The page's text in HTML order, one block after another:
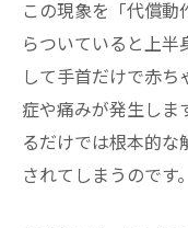
この現象を「代償動
らついていると上半
して手首だけで赤
症や痛みが発生しま
るだけでは根本的な
されてしまうのです。